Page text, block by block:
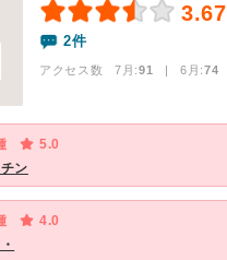
3.67
2件
アクセス数 7月:91 | 6月:74
5.0
ン
4.0